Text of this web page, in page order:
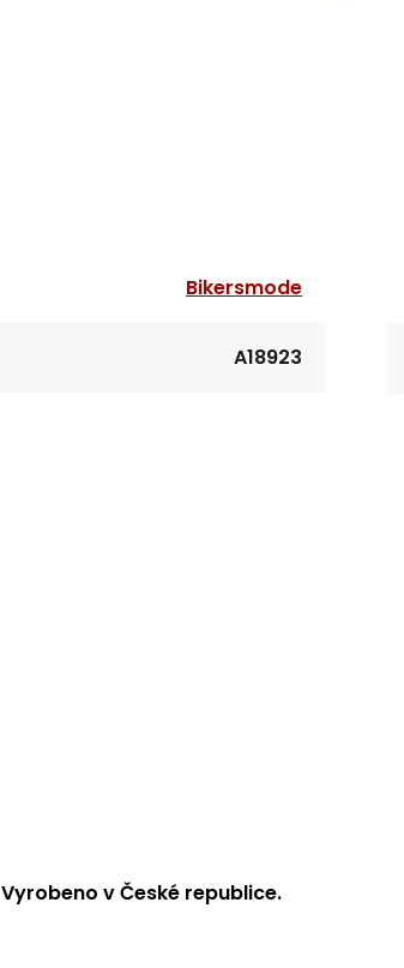
Bikersmode
A18923
Vyrobeno v České republice.